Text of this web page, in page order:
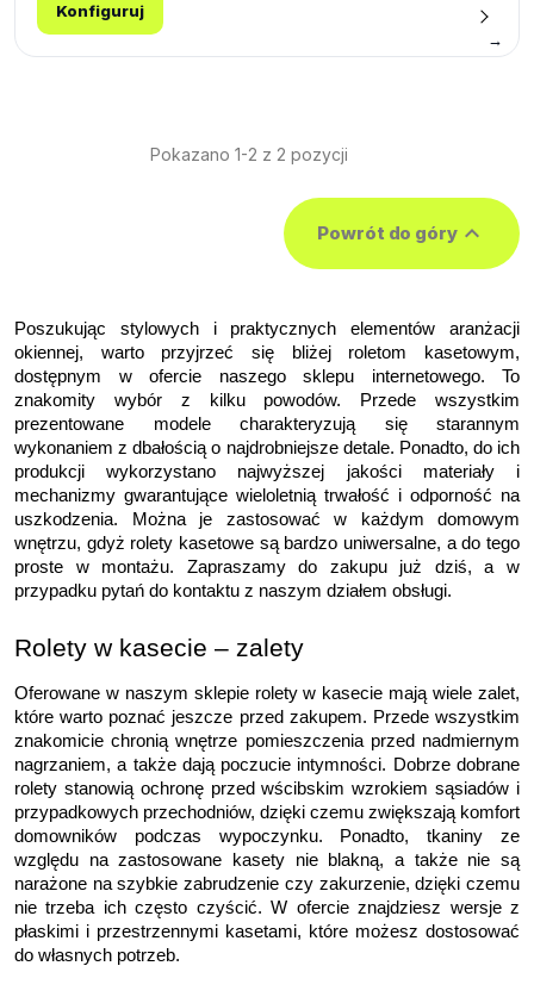
Konfiguruj
→
Pokazano 1-2 z 2 pozycji
Powrót do góry 
Poszukując stylowych i praktycznych elementów aranżacji
okiennej, warto przyjrzeć się bliżej roletom kasetowym,
dostępnym w ofercie naszego sklepu internetowego. To
znakomity wybór z kilku powodów. Przede wszystkim
prezentowane modele charakteryzują się starannym
wykonaniem z dbałością o najdrobniejsze detale. Ponadto, do ich
produkcji wykorzystano najwyższej jakości materiały i
mechanizmy gwarantujące wieloletnią trwałość i odporność na
uszkodzenia. Można je zastosować w każdym domowym
wnętrzu, gdyż rolety kasetowe są bardzo uniwersalne, a do tego
proste w montażu. Zapraszamy do zakupu już dziś, a w
przypadku pytań do kontaktu z naszym działem obsługi.
Rolety w kasecie – zalety
Oferowane w naszym sklepie rolety w kasecie mają wiele zalet,
które warto poznać jeszcze przed zakupem. Przede wszystkim
znakomicie chronią wnętrze pomieszczenia przed nadmiernym
nagrzaniem, a także dają poczucie intymności. Dobrze dobrane
rolety stanowią ochronę przed wścibskim wzrokiem sąsiadów i
przypadkowych przechodniów, dzięki czemu zwiększają komfort
domowników podczas wypoczynku. Ponadto, tkaniny ze
względu na zastosowane kasety nie blakną, a także nie są
narażone na szybkie zabrudzenie czy zakurzenie, dzięki czemu
nie trzeba ich często czyścić. W ofercie znajdziesz wersje z
płaskimi i przestrzennymi kasetami, które możesz dostosować
do własnych potrzeb.